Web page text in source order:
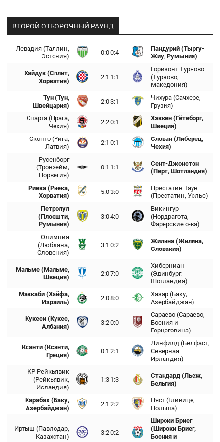
ВТОРОЙ ОТБОРОЧНЫЙ РАУНД
Левадия (Таллин,
Эстония)
0:0 0:4
Пандурий (Тыргу-
Жиу, Румыния)
Хайдук (Сплит,
Хорватия)
2:1 1:1
Горизонт Турново
(Турново,
Македония)
Тун (Тун,
Швейцария)
2:0 3:1
Чихура (Сачхере,
Грузия)
Спарта (Прага,
Чехия)
2:2 0:1
Хэккен (Гётеборг,
Швеция)
Сконто (Рига,
Латвия)
2:1 0:1
Слован (Либерец,
Чехия)
Русенборг
(Тронхейм,
Норвегия)
0:1 1:1
Сент-Джонстон
(Перт, Шотландия)
Риека (Риека,
Хорватия)
5:0 3:0
Престатин Таун
(Престатин, Уэльс)
Петролул
(Плоешти,
Румыния)
3:0 4:0
Викингур
(Нордрагота,
Фарерские о-ва)
Олимпия
(Любляна,
Словения)
3:1 0:2
Жилина (Жилина,
Словакия)
Мальме (Мальме,
Швеция)
2:0 7:0
Хиберниан
(Эдинбург,
Шотландия)
Маккаби (Хайфа,
Израиль)
2:0 8:0
Хазар (Баку,
Азербайджан)
Кукеси (Кукес,
Албания)
3:2 0:0
Сараево (Сараево,
Босния и
Герцеговина)
Ксанти (Ксанти,
Греция)
0:1 2:1
Линфилд (Белфаст,
Северная
Ирландия)
КР Рейкьявик
(Рейкьявик,
Исландия)
1:3 1:3
Стандард (Льеж,
Бельгия)
Карабах (Баку,
Азербайджан)
2:1 2:2
Пяст (Гливице,
Польша)
Иртыш (Павлодар,
Казахстан)
3:2 0:2
Широки Бриег
(Широки Бриег,
Босния и